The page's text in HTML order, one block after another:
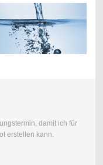
damit ich für
erstellen kann.